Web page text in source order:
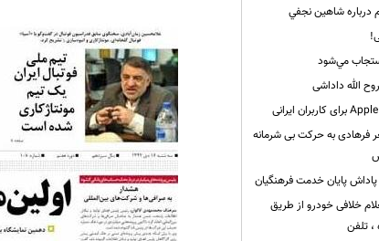
درباره شاهين نجفي
مي‌شود
الله داداشی
فرهادی به حرکت بی شرمانه
خلافی خودرو از طریق
، تلفن